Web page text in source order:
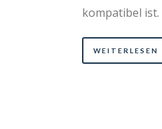
kompatibel ist.
WEITERLESEN